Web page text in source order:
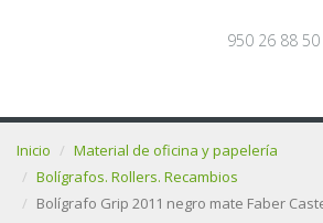
950 26 88 50
Inicio
Material de oficina y papelería
Bolígrafos. Rollers. Recambios
Bolígrafo Grip 2011 negro mate Faber